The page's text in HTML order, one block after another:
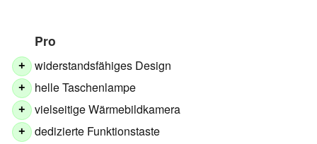
Pro
+ widerstandsfähiges Design
+ helle Taschenlampe
+ vielseitige Wärmebildkamera
+ dedizierte Funktionstaste